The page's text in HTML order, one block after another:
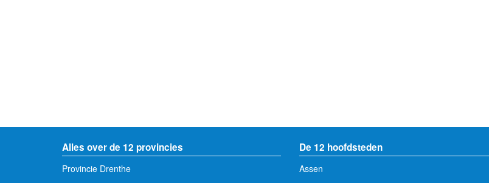
Alles over de 12 provincies
Provincie Drenthe
De 12 hoofdsteden
Assen